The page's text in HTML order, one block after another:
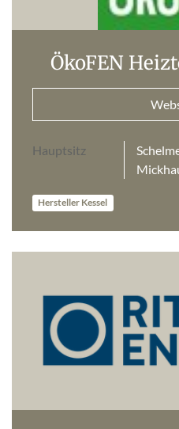
ÖkoFEN
Hauptsitz
Hersteller Kessel